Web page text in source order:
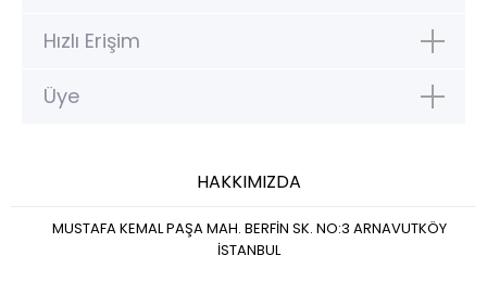
Hızlı Erişim
Üye
HAKKIMIZDA
MUSTAFA KEMAL PAŞA MAH. BERFİN SK. NO:3 ARNAVUTKÖY
İSTANBUL